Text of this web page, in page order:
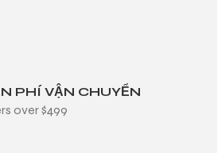
PHÍ VẬN CHUYỂN
over $499